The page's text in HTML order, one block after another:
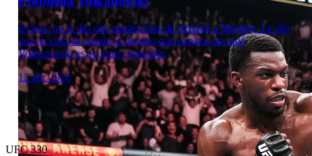
Evloev no le dio una masterclass de striking a Murphy. Le dio
una lección de miedo al derribo que explica por qué
Volkanovski es su gran criptonita.
12 abr 2026
UFC 330